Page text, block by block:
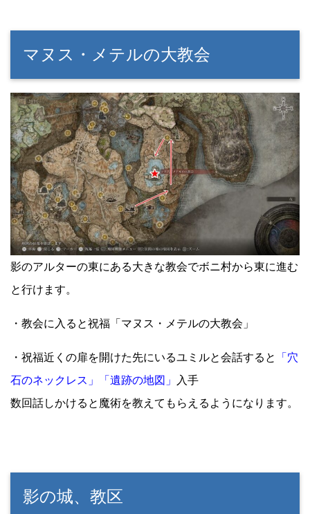
マヌス・メテルの大教会
影のアルターの東にある大きな教会でボニ村から東に進む
と行けます。
・教会に入ると祝福「マヌス・メテルの大教会」
・祝福近くの扉を開けた先にいるユミルと会話すると
「穴
石のネックレス」「遺跡の地図」
入手
数回話しかけると魔術を教えてもらえるようになります。
影の城、教区